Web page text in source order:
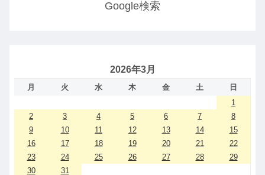
Google検索
2026年3月
月 火 水 木 金 土
日
1
2
3 4 5 6 7
8
9
10 11 12 13 14
15
16
17 18 19 20 21
22
23
24 25 26 27 28
29
30
31